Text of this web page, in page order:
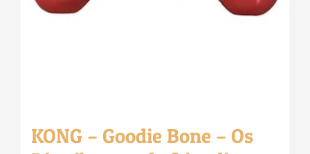
KONG – Goodie Bone – Os